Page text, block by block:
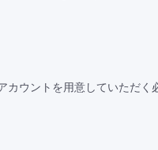
カウントを用意していただく